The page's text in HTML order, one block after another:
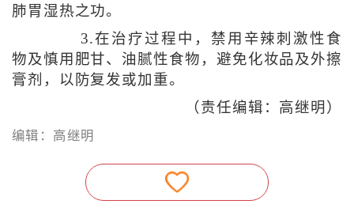
肺胃湿热之功。
3.在治疗过程中，禁用辛辣刺激性食
物及慎用肥甘、油腻性食物，避免化妆品及外擦
膏剂，以防复发或加重。
（责任编辑：高继明）
编辑：高继明